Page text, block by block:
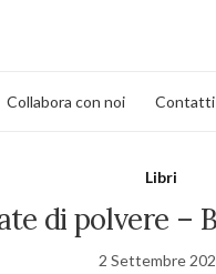
Collabora con noi Contatti
Libri
di polvere –
2 Settembre